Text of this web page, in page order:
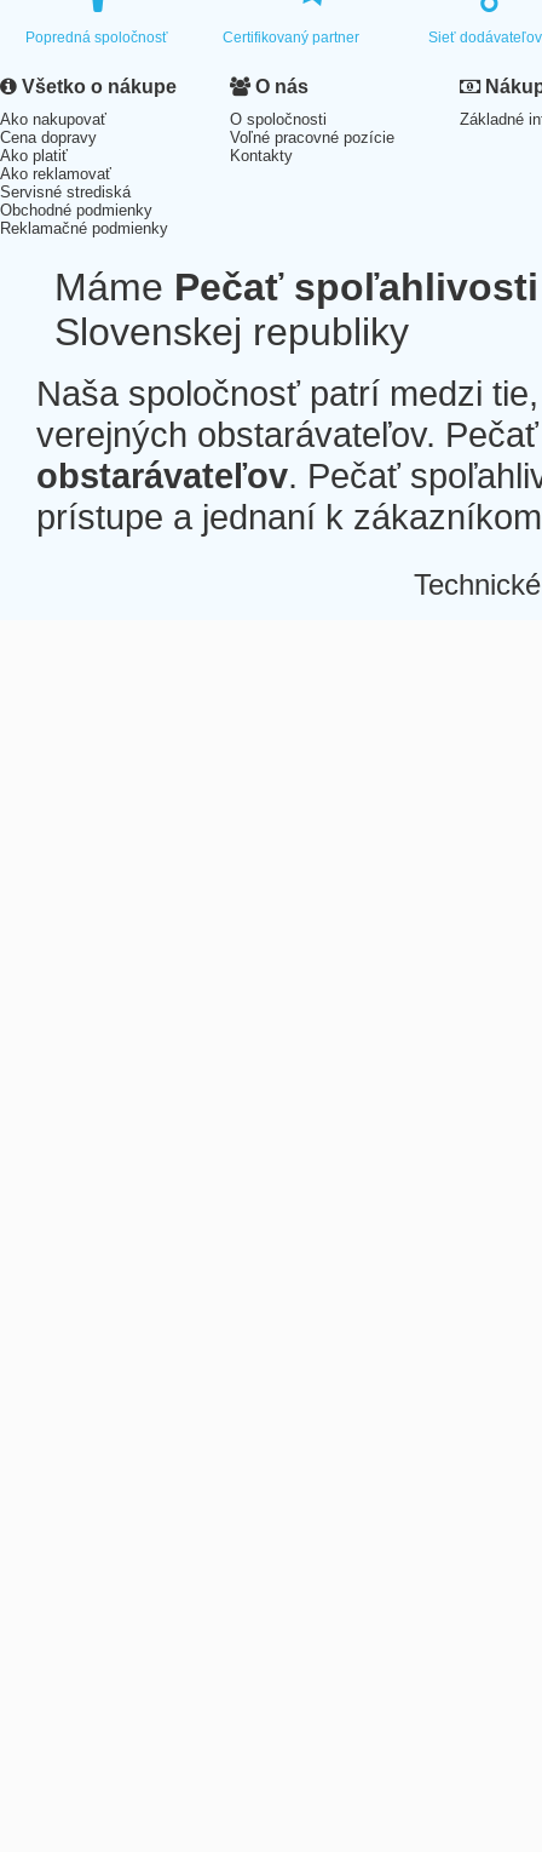
Popredná spoločnosť Certifikovaný partner Sieť dodávateľov
Všetko o nákupe
Ako nakupovať
Cena dopravy
Ako platiť
Ako reklamovať
Servisné strediská
Obchodné podmienky
Reklamačné podmienky
O nás
O spoločnosti
Voľné pracovné pozície
Kontakty
Základné
Máme Pečať spoľahlivosti
Slovenskej republiky
Naša spoločnosť patrí medzi
verejných obstarávateľov.
obstarávateľov. Pečať
prístupe a jednaní k